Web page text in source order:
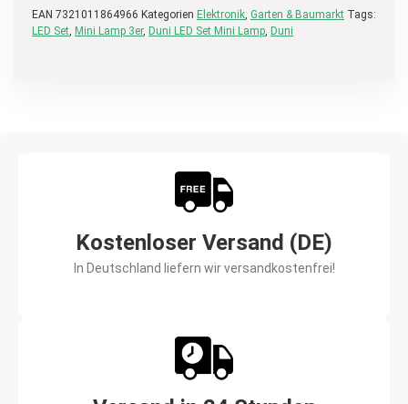
EAN 7321011864966 Kategorien Elektronik, Garten & Baumarkt Tags:
LED Set, Mini Lamp 3er, Duni LED Set Mini Lamp, Duni
Kostenloser Versand (DE)
In Deutschland liefern wir versandkostenfrei!